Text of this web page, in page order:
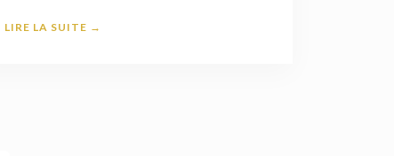
LIRE LA SUITE →